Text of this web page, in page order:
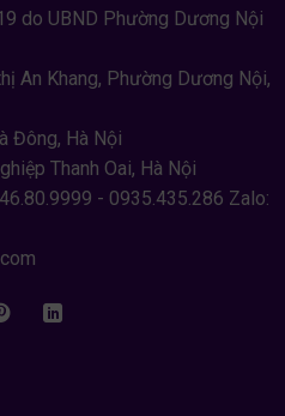
do UBND Phường Dương Nội
An Khang, Phường Dương Nội,
Đông, Hà Nội
Thanh Oai, Hà Nội
- 0935.435.286 Zalo: